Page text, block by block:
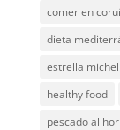
comer en
dieta
estrella
healthy food
pescado al